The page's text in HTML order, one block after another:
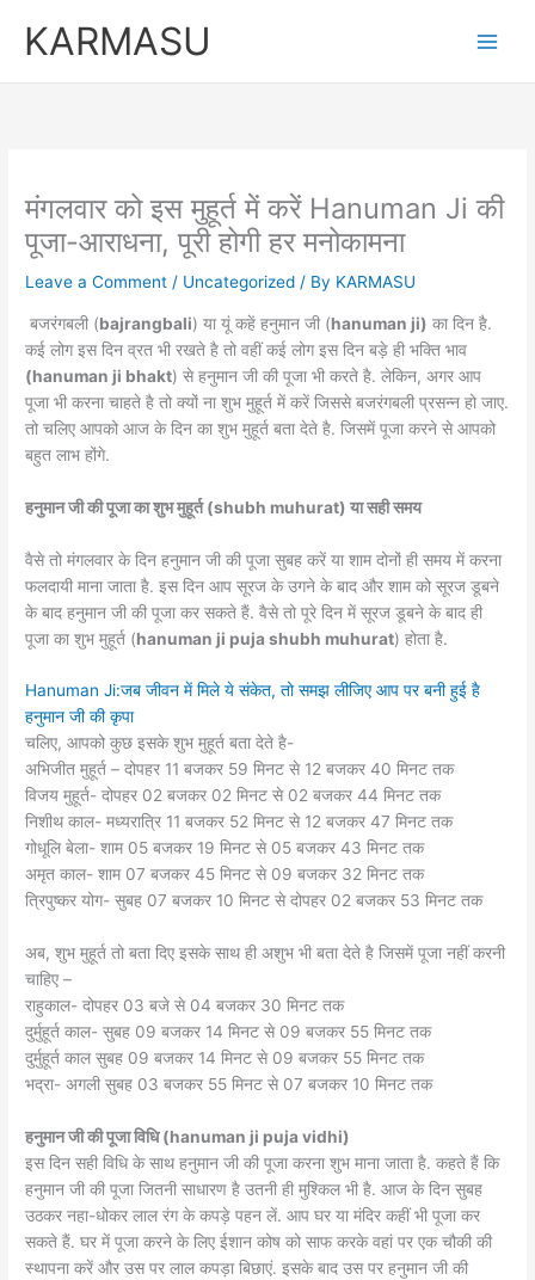
KARMASU
मंगलवार को इस मुहूर्त में करें Hanuman Ji की
पूजा-आराधना, पूरी होगी हर मनोकामना
Leave a Comment / Uncategorized / By KARMASU
बजरंगबली (bajrangbali) या यूं कहें हनुमान जी (hanuman ji) का दिन है.
कई लोग इस दिन व्रत भी रखते है तो वहीं कई लोग इस दिन बड़े ही भक्ति भाव
(hanuman ji bhakt) से हनुमान जी की पूजा भी करते है. लेकिन, अगर आप
पूजा भी करना चाहते है तो क्यों ना शुभ मुहूर्त में करें जिससे बजरंगबली प्रसन्न हो जाए.
तो चलिए आपको आज के दिन का शुभ मुहूर्त बता देते है. जिसमें पूजा करने से आपको
बहुत लाभ होंगे.
हनुमान जी की पूजा का शुभ मुहूर्त (shubh muhurat) या सही समय
वैसे तो मंगलवार के दिन हनुमान जी की पूजा सुबह करें या शाम दोनों ही समय में करना
फलदायी माना जाता है. इस दिन आप सूरज के उगने के बाद और शाम को सूरज डूबने
के बाद हनुमान जी की पूजा कर सकते हैं. वैसे तो पूरे दिन में सूरज डूबने के बाद ही
पूजा का शुभ मुहूर्त (hanuman ji puja shubh muhurat) होता है.
Hanuman Ji:जब जीवन में मिले ये संकेत, तो समझ लीजिए आप पर बनी हुई है
हनुमान जी की कृपा
चलिए, आपको कुछ इसके शुभ मुहूर्त बता देते है-
अभिजीत मुहूर्त – दोपहर 11 बजकर 59 मिनट से 12 बजकर 40 मिनट तक
विजय मुहूर्त- दोपहर 02 बजकर 02 मिनट से 02 बजकर 44 मिनट तक
निशीथ काल- मध्‍यरात्रि 11 बजकर 52 मिनट से 12 बजकर 47 मिनट तक
गोधूलि बेला- शाम 05 बजकर 19 मिनट से 05 बजकर 43 मिनट तक
अमृत काल- शाम 07 बजकर 45 मिनट से 09 बजकर 32 मिनट तक
त्रिपुष्कर योग- सुबह 07 बजकर 10 मिनट से दोपहर 02 बजकर 53 मिनट तक
अब, शुभ मुहूर्त तो बता दिए इसके साथ ही अशुभ भी बता देते है जिसमें पूजा नहीं करनी
चाहिए –
राहुकाल- दोपहर 03 बजे से 04 बजकर 30 मिनट तक
दुर्मुहूर्त काल- सुबह 09 बजकर 14 मिनट से 09 बजकर 55 मिनट तक
दुर्मुहूर्त काल सुबह 09 बजकर 14 मिनट से 09 बजकर 55 मिनट तक
भद्रा- अगली सुबह 03 बजकर 55 मिनट से 07 बजकर 10 मिनट तक
हनुमान जी की पूजा विधि (hanuman ji puja vidhi)
इस दिन सही विधि के साथ हनुमान जी की पूजा करना शुभ माना जाता है. कहते हैं कि
हनुमान जी की पूजा जितनी साधारण है उतनी ही मुश्किल भी है. आज के दिन सुबह
उठकर नहा-धोकर लाल रंग के कपड़े पहन लें. आप घर या मंदिर कहीं भी पूजा कर
सकते हैं. घर में पूजा करने के लिए ईशान कोष को साफ करके वहां पर एक चौकी की
स्थापना करें और उस पर लाल कपड़ा बिछाएं. इसके बाद उस पर हनुमान जी की